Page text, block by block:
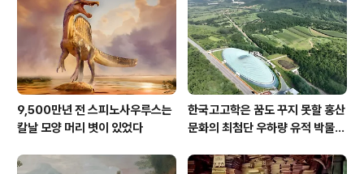
9,500만년 전 스피노사우루스는
칼날 모양 머리 볏이 있었다
한국고고학은 꿈도 꾸지 못할 홍산
문화의 최첨단 우하량 유적 박물관